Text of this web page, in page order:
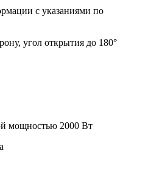
с указаниями по
угол открытия до 180°
мощностью 2000 Вт